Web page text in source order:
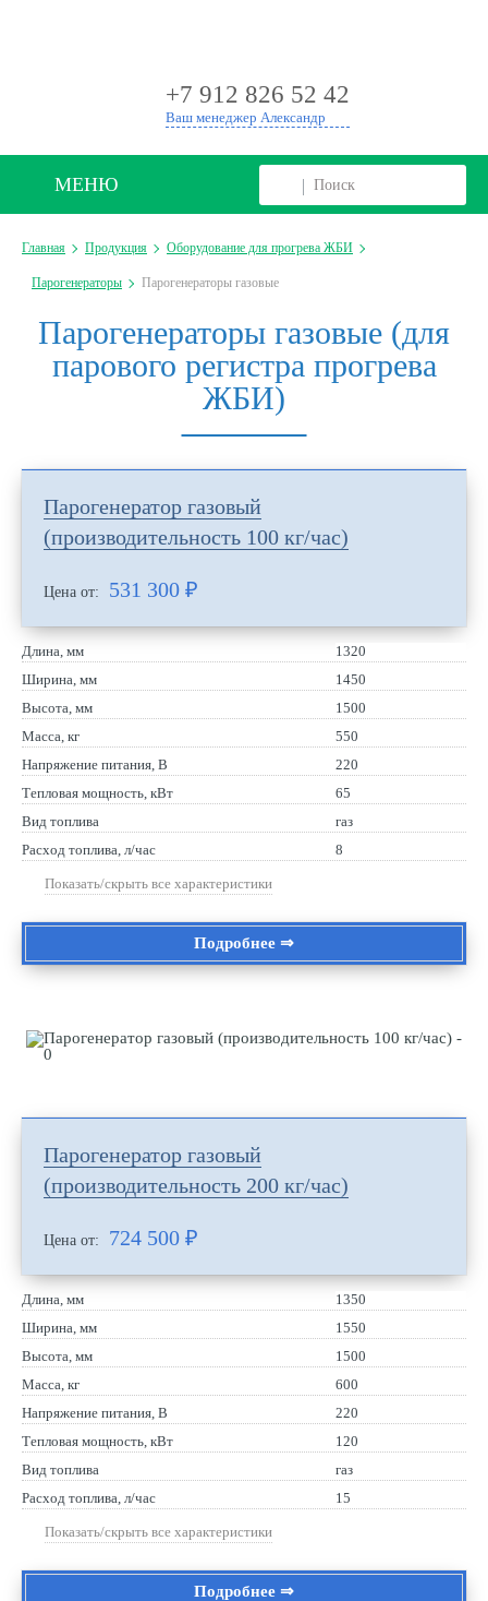
+7 912 826 52 42
Ваш менеджер Александр
МЕНЮ
Главная Продукция Оборудование для прогрева ЖБИ
Парогенераторы Парогенераторы газовые
Парогенераторы газовые (для
парового регистра прогрева
ЖБИ)
Парогенератор газовый
(производительность 100 кг/час)
Цена от: 531 300 ₽
Длина, мм
1320
Ширина, мм
1450
Высота, мм
1500
Масса, кг
550
Напряжение питания, В
220
Тепловая мощность, кВт
65
Вид топлива
газ
Расход топлива, л/час
8
Показать/скрыть все характеристики
Подробнее ⇒
Парогенератор газовый
(производительность 200 кг/час)
Цена от: 724 500 ₽
Длина, мм
1350
Ширина, мм
1550
Высота, мм
1500
Масса, кг
600
Напряжение питания, В
220
Тепловая мощность, кВт
120
Вид топлива
газ
Расход топлива, л/час
15
Показать/скрыть все характеристики
Подробнее ⇒